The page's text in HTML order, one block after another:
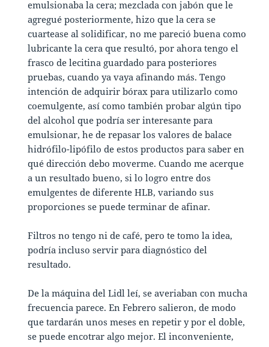
emulsionaba la cera; mezclada con jabón que le
agregué posteriormente, hizo que la cera se
cuartease al solidificar, no me pareció buena como
lubricante la cera que resultó, por ahora tengo el
frasco de lecitina guardado para posteriores
pruebas, cuando ya vaya afinando más. Tengo
intención de adquirir bórax para utilizarlo como
coemulgente, así como también probar algún tipo
del alcohol que podría ser interesante para
emulsionar, he de repasar los valores de balace
hidrófilo-lipófilo de estos productos para saber en
qué dirección debo moverme. Cuando me acerque
a un resultado bueno, si lo logro entre dos
emulgentes de diferente HLB, variando sus
proporciones se puede terminar de afinar.
Filtros no tengo ni de café, pero te tomo la idea,
podría incluso servir para diagnóstico del
resultado.
De la máquina del Lidl leí, se averiaban con mucha
frecuencia parece. En Febrero salieron, de modo
que tardarán unos meses en repetir y por el doble,
se puede encotrar algo mejor. El inconveniente,